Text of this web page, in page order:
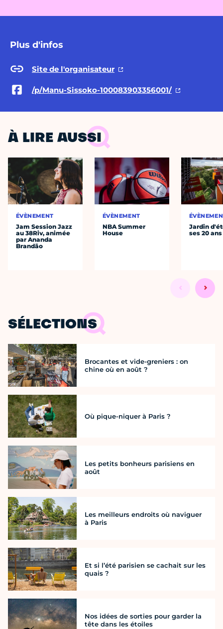
Plus d'infos
Site de l'organisateur
/p/Manu-Sissoko-100083903356001/
À LIRE AUSSI
ÉVÈNEMENT
Jam Session Jazz
au 38Riv, animée
par Ananda
Brandão
ÉVÈNEMENT
NBA Summer
House
Jardin
ses 20 ans
SÉLECTIONS
Brocantes et vide-greniers : on
chine où en août ?
Où pique-niquer à Paris ?
Les petits bonheurs parisiens en
août
Les meilleurs endroits où naviguer
à Paris
Et si l’été parisien se cachait sur les
quais ?
Nos idées de sorties pour garder la
tête dans les étoiles